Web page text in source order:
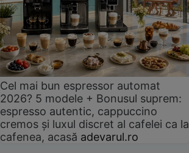
Cel mai bun espressor automat
2026? 5 modele + Bonusul suprem:
espresso autentic, cappuccino
cremos și luxul discret al cafelei ca la
cafenea, acasă adevarul.ro